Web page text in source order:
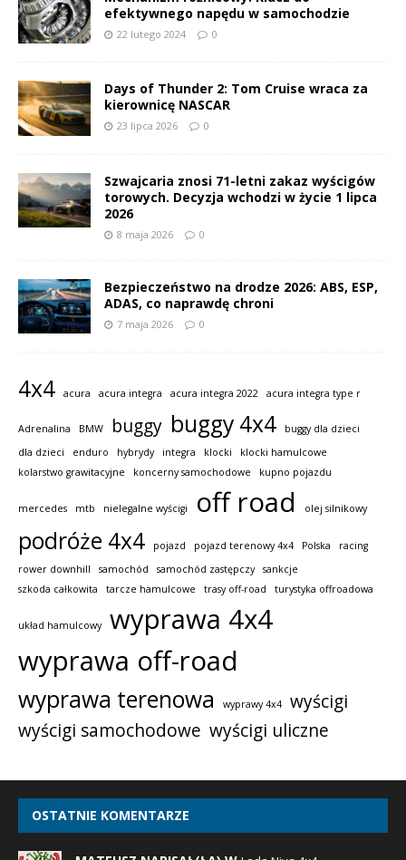
efektywnego napędu w samochodzie
22 lutego 2024 0
Days of Thunder 2: Tom Cruise wraca za
kierownicę NASCAR
23 lipca 2026 0
Szwajcaria znosi 71-letni zakaz wyścigów
torowych. Decyzja wchodzi w życie 1 lipca
2026
8 maja 2026 0
Bezpieczeństwo na drodze 2026: ABS, ESP,
ADAS, co naprawdę chroni
7 maja 2026 0
4x4 acura acura integra acura integra 2022 acura integra type r
Adrenalina BMW buggy buggy 4x4
buggy dla dzieci
dla dzieci
enduro hybrydy integra klocki
klocki hamulcowe
kolarstwo grawitacyjne
koncerny samochodowe kupno pojazdu
mercedes mtb nielegalne wyścigi off road olej silnikowy
podróże 4x4 pojazd pojazd terenowy 4x4 Polska
racing
rower downhill
samochód samochód zastępczy
sankcje
szkoda całkowita
tarcze hamulcowe trasy off-road turystyka offroadowa
układ hamulcowy
wyprawa 4x4
wyprawa off-road
wyprawa terenowa wyprawy 4x4
wyścigi
wyścigi samochodowe wyścigi uliczne
OSTATNIE KOMENTARZE